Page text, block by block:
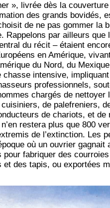
», livrée dès la
des grands bovidés,
de ne pas gommer la
Rappelons par ailleurs que
du récit – étaient
en Amérique,
du Nord, du
chasse intensive,
professionnels,
chargés de
de palefreniers,
de chariots, et de
restera plus que 800
de l’extinction. Les
où un ouvrier gagnait
pour fabriquer des
et des tapis, ou exportées